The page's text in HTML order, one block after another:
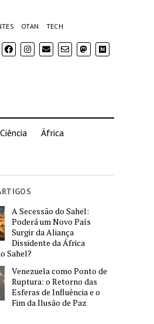
OTAN
TECH
Ciência África
A Secessão do Sahel:
Poderá um Novo País
Surgir da Aliança
Dissidente da África
Sahel?
Venezuela como Ponto de
Ruptura: o Retorno das
Esferas de Influência e o
Fim da Ilusão de Paz